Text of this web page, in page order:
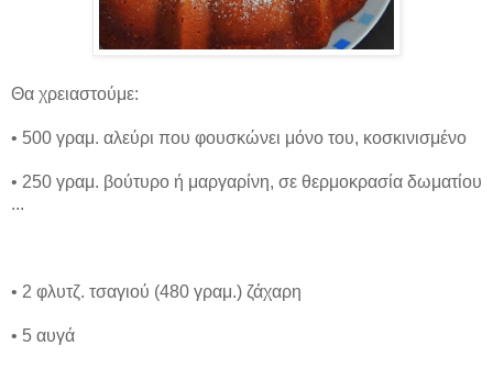
Θα χρειαστούμε:
• 500 γραμ. αλεύρι που φουσκώνει μόνο του, κοσκινισμένο
• 250 γραμ. βούτυρο ή μαργαρίνη, σε θερμοκρασία δωματίου
...
• 2 φλυτζ. τσαγιού (480 γραμ.) ζάχαρη
• 5 αυγά